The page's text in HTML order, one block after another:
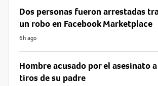
Dos personas fueron arrestadas
un robo en Facebook Marketplace
6h ago
Hombre acusado por el asesinato a
tiros de su padre